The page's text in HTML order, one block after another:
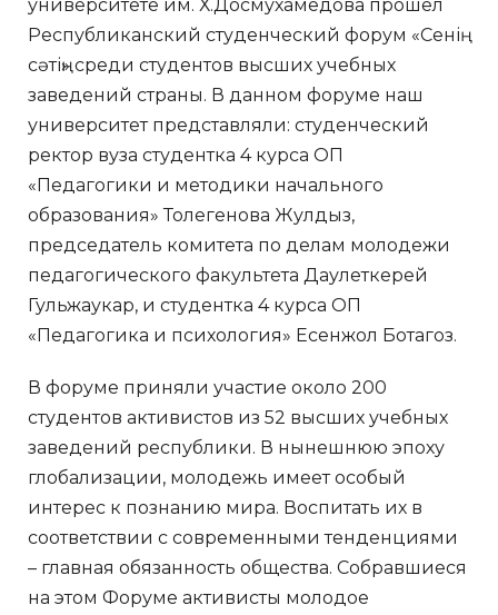
университете им. Х.Досмухамедова прошел
Республиканский студенческий форум «Сенің
сәтің» среди студентов высших учебных
заведений страны. В данном форуме наш
университет представляли: студенческий
ректор вуза студентка 4 курса ОП
«Педагогики и методики начального
образования» Толегенова Жулдыз,
председатель комитета по делам молодежи
педагогического факультета Даулеткерей
Гульжаукар, и студентка 4 курса ОП
«Педагогика и психология» Есенжол Ботагоз.
В форуме приняли участие около 200
студентов активистов из 52 высших учебных
заведений республики. В нынешнюю эпоху
глобализации, молодежь имеет особый
интерес к познанию мира. Воспитать их в
соответствии с современными тенденциями
– главная обязанность общества. Собравшиеся
на этом Форуме активисты молодое